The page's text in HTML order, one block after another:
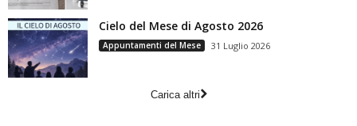
Cielo del Mese di Agosto 2026
Appuntamenti del Mese 31 Luglio 2026
Carica altri